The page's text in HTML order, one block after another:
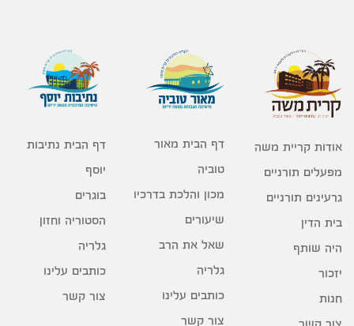
אודות קריית משה
מפעלים תורניים
גרעינים תורניים
בית הדין
היה שותף
יזכור
חנות
דף הבית מאור
טוביה
מכון והלכת בדרכיו
שיעורים
שאל את הרב
גלריה
כותבים עלינו
צור קשר
דף הבית נתיבות
יוסף
בוגרים
הסטוריה וחזון
גלריה
כותבים עלינו
צור קשר